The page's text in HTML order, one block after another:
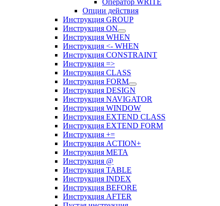
Оператор WRITE
Опции действия
Инструкция GROUP
Инструкция ON
Инструкция WHEN
Инструкция <- WHEN
Инструкция CONSTRAINT
Инструкция =>
Инструкция CLASS
Инструкция FORM
Инструкция DESIGN
Инструкция NAVIGATOR
Инструкция WINDOW
Инструкция EXTEND CLASS
Инструкция EXTEND FORM
Инструкция +=
Инструкция ACTION+
Инструкция META
Инструкция @
Инструкция TABLE
Инструкция INDEX
Инструкция BEFORE
Инструкция AFTER